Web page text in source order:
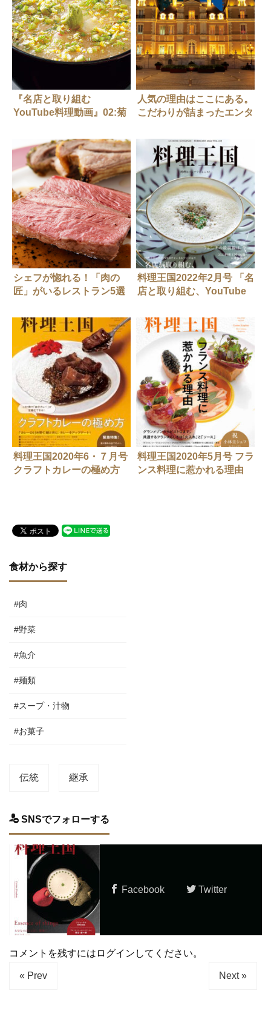
『名店と取り組む
YouTube料理動画』02:菊
人気の理由はここにある。
こだわりが詰まったエンタ
4選
シェフが惚れる！「肉の
匠」がいるレストラン5選
料理王国2022年2月号 「名
店と取り組む、YouTube
料理王国2020年6・７月号
クラフトカレーの極め方
料理王国2020年5月号 フラ
ンス料理に惹かれる理由
食材から探す
#肉
#野菜
#魚介
#麺類
#スープ・汁物
#お菓子
伝統 継承
SNSでフォローする
Facebook Twitter
コメントを残すにはログインしてください。
« Prev Next »